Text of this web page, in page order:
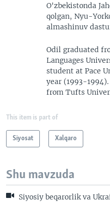
O'zbekistonda
qolgan, Nyu-
almashinuv
Odil graduated
Languages
student at Pace
year (1993-
from Tufts
This item is part of
Siyosat Xalqaro
Shu mavzuda
Siyosiy beqarorlik va